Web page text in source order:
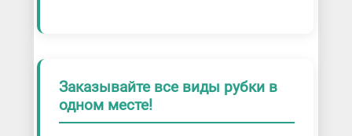
Заказывайте все виды рубки в
одном месте!